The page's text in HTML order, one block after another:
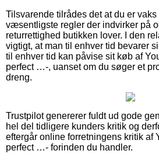
Tilsvarende tilrådes det at du er
væsentligste regler der indvirker på
returrettighed butikken lover. I den
vigtigt, at man til enhver tid bevarer
til enhver tid kan påvise sit køb af
perfect …-, uanset om du søger et
dreng.
Trustpilot genererer fuldt ud gode
hel del tidligere kunders kritik og
eftergår online forretningens kritik af
perfect …- forinden du handler.